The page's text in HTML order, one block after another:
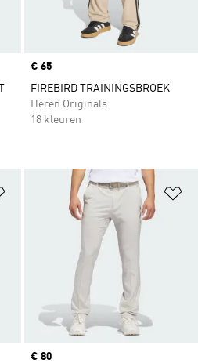
Price
€ 65
FIREBIRD TRAININGSBROEK
Heren Originals
18 kleuren
Op verlanglijst zetten
Price
€ 80